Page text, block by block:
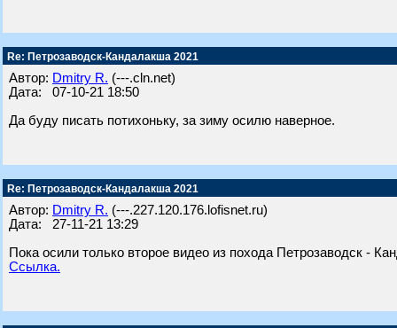
Re: Петрозаводск-Кандалакша 2021
Автор: Dmitry R. (---.cln.net)
Дата: 07-10-21 18:50
Да буду писать потихоньку, за зиму осилю наверное.
Re: Петрозаводск-Кандалакша 2021
Автор: Dmitry R. (---.227.120.176.lofisnet.ru)
Дата: 27-11-21 13:29
Пока осили только второе видео из похода Петрозаводск -
Ссылка.